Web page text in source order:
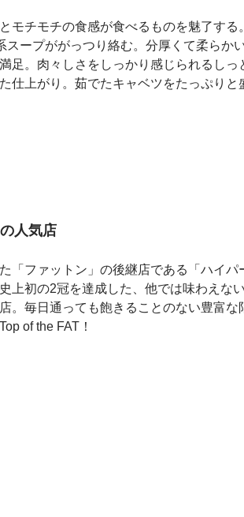
モチモチの食感が食べるものを魅了する
ープががっつり絡む。分厚くて柔らか
足。肉々しさをしっかり感じられるしっ
仕上がり。茹でたキャベツをたっぷりと
人気店
「ファットン」の後継店である「ハイパ
上初の2冠を達成した、他では味わえな
。毎日通っても飽きることのない豊富な
of the FAT！